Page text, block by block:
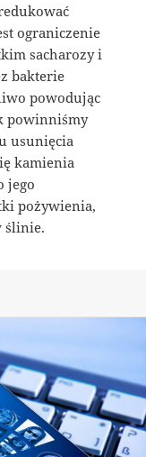
ograniczenie
sacharozy i
bakterie
powodując
powinniśmy
usunięcia
kamienia
jego
pożywienia,
ślinie.